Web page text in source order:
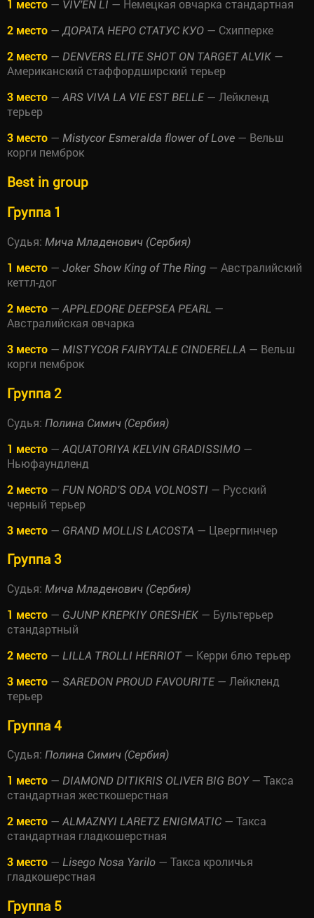
1 место — VIV'EN LI — Немецкая овчарка стандартная
2 место — ДОРАТА НЕРО СТАТУС КУО — Схипперке
2 место — DENVERS ELITE SHOT ON TARGET ALVIK —
Американский стаффордширский терьер
3 место — ARS VIVA LA VIE EST BELLE — Лейкленд
терьер
3 место — Mistycor Esmeralda flower of Love — Вельш
корги пемброк
Best in group
Группа 1
Судья: Мича Младенович (Сербия)
1 место — Joker Show King of The Ring — Австралийский
кеттл-дог
2 место — APPLEDORE DEEPSEA PEARL —
Австралийская овчарка
3 место — MISTYCOR FAIRYTALE CINDERELLA — Вельш
корги пемброк
Группа 2
Судья: Полина Симич (Сербия)
1 место — AQUATORIYA KELVIN GRADISSIMO —
Ньюфаундленд
2 место — FUN NORD'S ODA VOLNOSTI — Русский
черный терьер
3 место — GRAND MOLLIS LACOSTA — Цвергпинчер
Группа 3
Судья: Мича Младенович (Сербия)
1 место — GJUNP KREPKIY ORESHEK — Бультерьер
стандартный
2 место — LILLA TROLLI HERRIOT— Керри блю терьер
3 место — SAREDON PROUD FAVOURITE — Лейкленд
терьер
Группа 4
Судья: Полина Симич (Сербия)
1 место — DIAMOND DITIKRIS OLIVER BIG BOY— Такса
стандартная жесткошерстная
2 место — ALMAZNYI LARETZ ENIGMATIC — Такса
стандартная гладкошерстная
3 место — Lisego Nosa Yarilo — Такса кроличья
гладкошерстная
Группа 5